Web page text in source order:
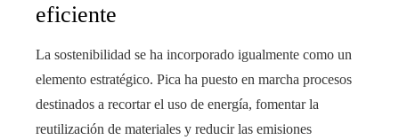
eficiente
La sostenibilidad se ha incorporado igualmente como un
elemento estratégico. Pica ha puesto en marcha procesos
destinados a recortar el uso de energía, fomentar la
reutilización de materiales y reducir las emisiones